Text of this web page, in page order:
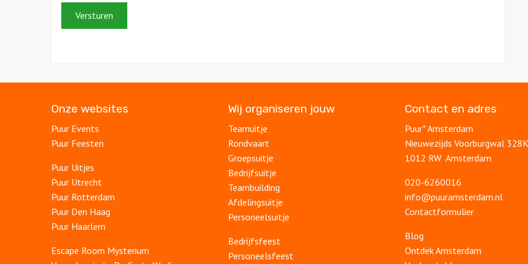
Onze websites
Puur Events
Puur Feesten
Puur Uitjes
Puur Utrecht
Puur Rotterdam
Puur Den Haag
Puur Haarlem
Escape Room Mysterium
Wij organiseren jouw
Teamuitje
Rondvaart
Groepsuitje
Bedrijfsuitje
Teambuilding
Afdelingsuitje
Personeelsuitje
Bedrijfsfeest
Personeelsfeest
Contact en adres
Puur* Amsterdam
Nieuwezijds Voorburgwal 328K
1012 RW Amsterdam
020-6260016
info@puuramsterdam.nl
Contactformulier
Blog
Ontdek Amsterdam